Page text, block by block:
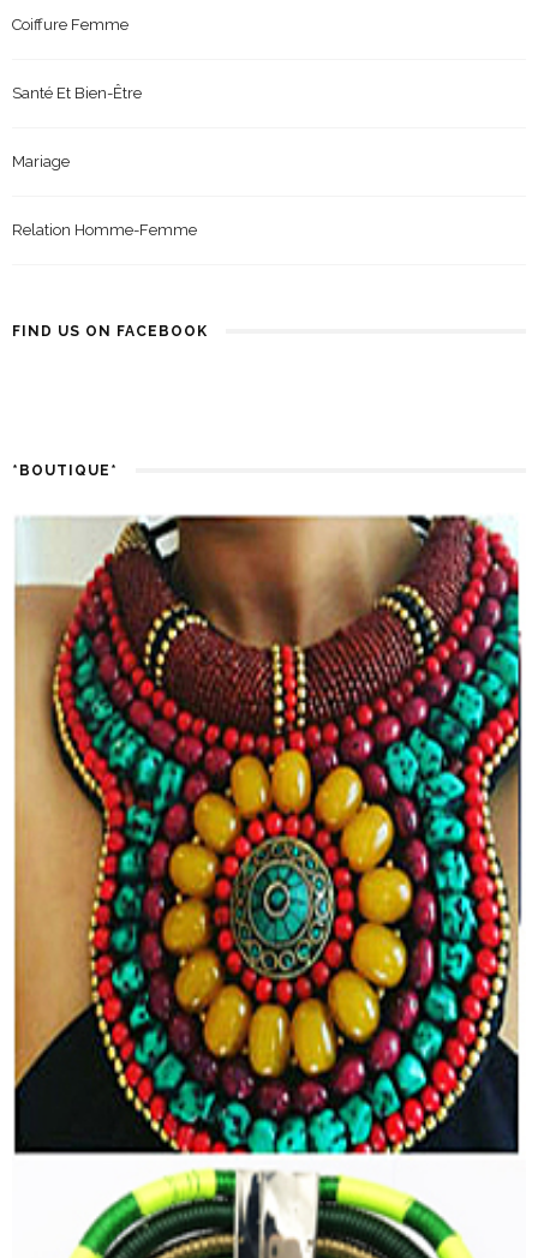
Coiffure Femme
Santé Et Bien-Être
Mariage
Relation Homme-Femme
FIND US ON FACEBOOK
*BOUTIQUE*